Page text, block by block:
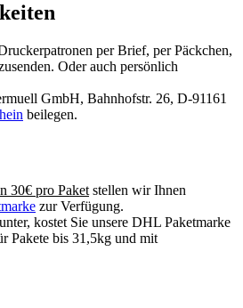
per Brief, per Päckchen,
Oder auch persönlich
GmbH, Bahnhofstr. 26, D-91161
beilegen.
30€ pro Paket stellen wir Ihnen
zur Verfügung.
kostet Sie unsere DHL Paketmarke
Pakete bis 31,5kg und mit